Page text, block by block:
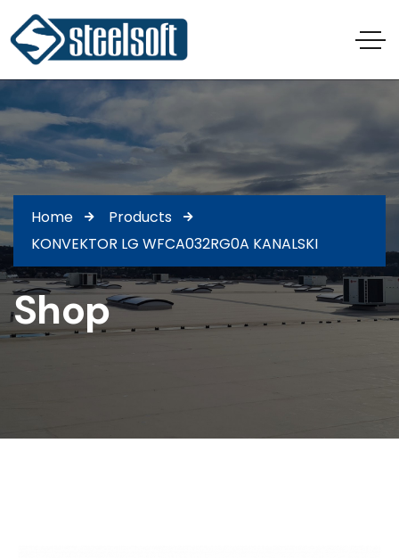
Home
Products
KONVEKTOR LG WFCA032RG0A KANALSKI
Shop